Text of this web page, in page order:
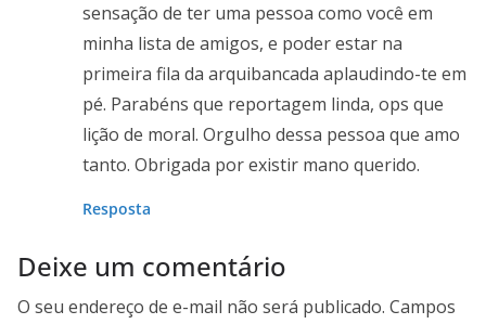
sensação de ter uma pessoa como você em
minha lista de amigos, e poder estar na
primeira fila da arquibancada aplaudindo-te em
pé. Parabéns que reportagem linda, ops que
lição de moral. Orgulho dessa pessoa que amo
tanto. Obrigada por existir mano querido.
Resposta
Deixe um comentário
O seu endereço de e-mail não será publicado. Campos